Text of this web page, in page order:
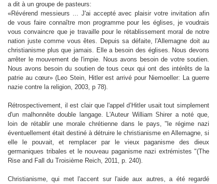
a dit à un groupe de pasteurs:
«Révérend messieurs ... J'ai accepté avec plaisir votre invitation afin
de vous faire connaître mon programme pour les églises, je voudrais
vous convaincre que je travaille pour le rétablissement moral de notre
nation juste comme vous êtes. Depuis sa défaite, l'Allemagne doit au
christianisme plus que jamais. Elle a besoin des églises. Nous devons
arrêter le mouvement de l'impie. Nous avons besoin de votre soutien.
Nous avons besoin du soutien de tous ceux qui ont des intérêts de la
patrie au cœur» (Leo Stein, Hitler est arrivé pour Niemoeller: La guerre
nazie contre la religion, 2003, p 78).
Rétrospectivement, il est clair que l'appel d’Hitler usait tout simplement
d'un malhonnête double langage. L'Auteur William Shirer a noté que,
loin de rétablir une morale chrétienne dans le pays, "le régime nazi
éventuellement était destiné à détruire le christianisme en Allemagne, si
elle le pouvait, et remplacer par le vieux paganisme des dieux
germaniques tribales et le nouveau paganisme nazi extrémistes "(The
Rise and Fall du Troisième Reich, 2011, p. 240).
Christianisme, qui met l'accent sur l'aide aux autres, a été regardé